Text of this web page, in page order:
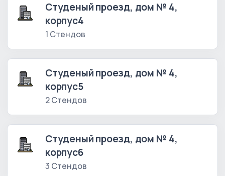
Студеный проезд, дом № 4,
корпус4
1 Стендов
Студеный проезд, дом № 4,
корпус5
2 Стендов
Студеный проезд, дом № 4,
корпус6
3 Стендов